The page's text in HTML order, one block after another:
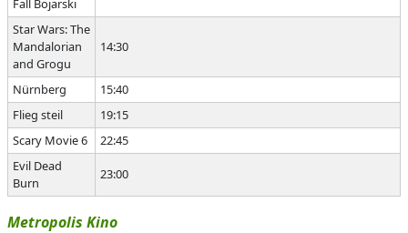
Fall Bojarski
Star Wars: The
Mandalorian
and Grogu
14:30
Nürnberg
15:40
Flieg steil
19:15
Scary Movie 6
22:45
Evil Dead
Burn
23:00
Metropolis Kino